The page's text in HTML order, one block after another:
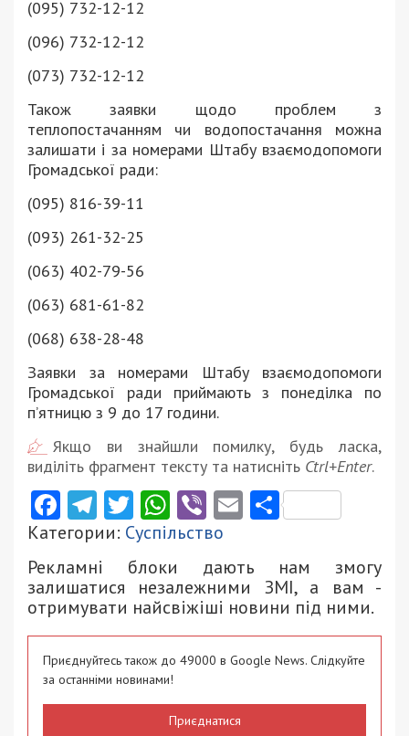
(095) 732-12-12
(096) 732-12-12
(073) 732-12-12
Також заявки щодо проблем з
теплопостачанням чи водопостачання можна
залишати і за номерами Штабу взаємодопомоги
Громадської ради:
(095) 816-39-11
(093) 261-32-25
(063) 402-79-56
(063) 681-61-82
(068) 638-28-48
Заявки за номерами Штабу взаємодопомоги
Громадської ради приймають з понеділка по
п’ятницю з 9 до 17 години.
Якщо ви знайшли помилку, будь ласка,
виділіть фрагмент тексту та натисніть Ctrl+Enter.
Facebook
Telegram
Twitter
WhatsApp
ViberEmail
Категории: Суспільство
Рекламні блоки дають нам змогу
залишатися незалежними ЗМІ, а вам -
отримувати найсвіжіші новини під ними.
Приєднуйтесь також до 49000 в Google News. Слідкуйте
за останніми новинами!
Приєднатися